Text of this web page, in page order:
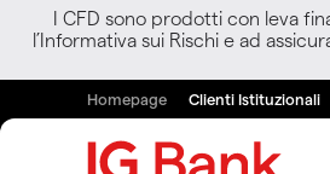
I CFD sono prodotti con leva
l’Informativa sui Rischi e ad
Homepage Clienti Istituzionali